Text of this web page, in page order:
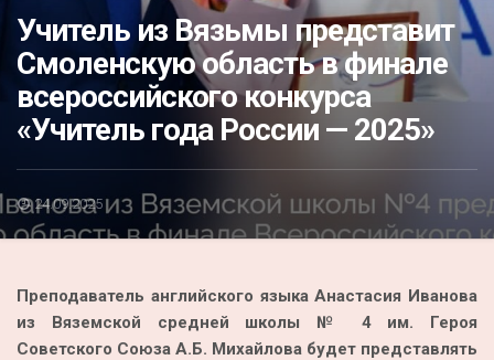
Акция
К 70-летию районного Дома культуры
Конкурс
Люди родного края
Память
Перепись — 2020
Учитель из Вязьмы представит
Смоленскую область в финале
всероссийского конкурса
«Учитель года России — 2025»
24.09.2025
Преподаватель английского языка Анастасия Иванова
из Вяземской средней школы № 4 им. Героя
Советского Союза А.Б. Михайлова будет представлять